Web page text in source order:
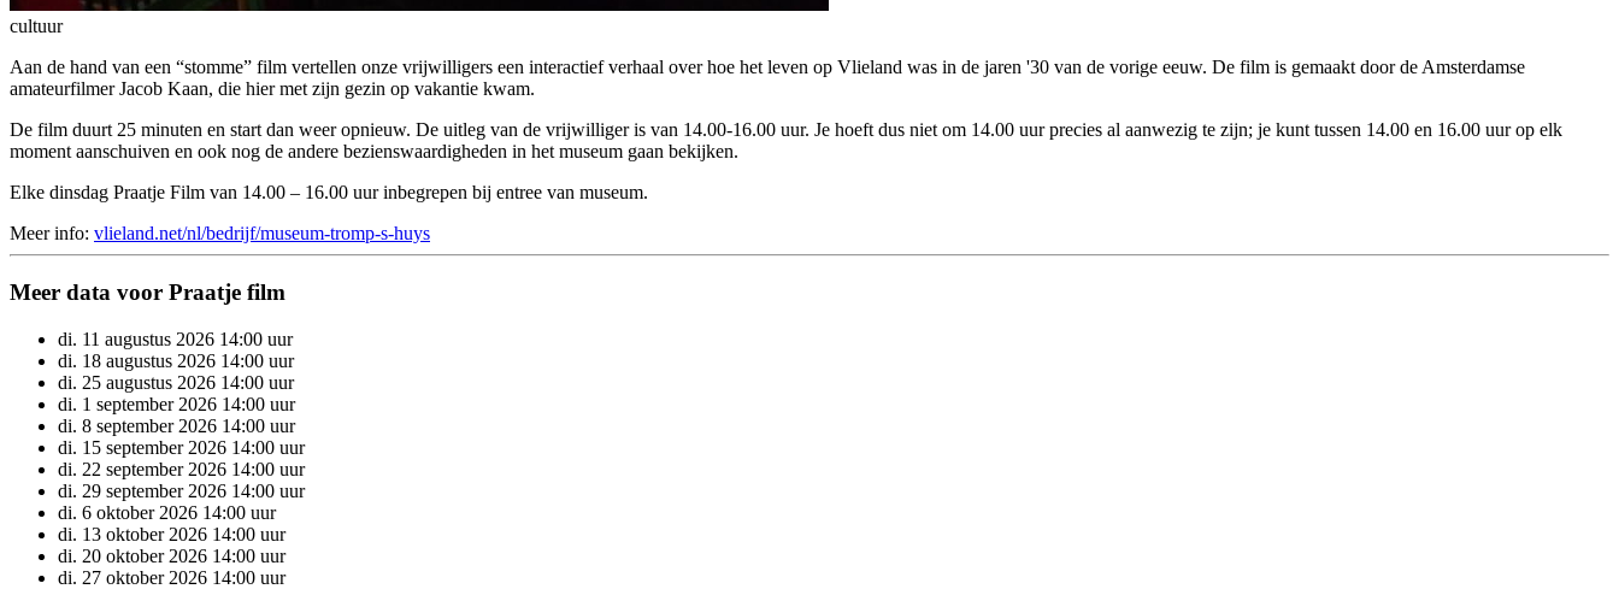
cultuur
Aan de hand van een “stomme” film vertellen onze vrijwilligers een interactief verhaal over hoe het leven op Vlieland was in de jaren '30 van de vorige eeuw. De film is gemaakt door de Amsterdamse
amateurfilmer Jacob Kaan, die hier met zijn gezin op vakantie kwam.
De film duurt 25 minuten en start dan weer opnieuw. De uitleg van de vrijwilliger is van 14.00-16.00 uur. Je hoeft dus niet om 14.00 uur precies al aanwezig te zijn; je kunt tussen 14.00 en 16.00 uur op elk
moment aanschuiven en ook nog de andere bezienswaardigheden in het museum gaan bekijken.
Elke dinsdag Praatje Film van 14.00 – 16.00 uur inbegrepen bij entree van museum.
Meer info: vlieland.net/nl/bedrijf/museum-tromp-s-huys
Meer data voor Praatje film
di. 11 augustus 2026 14:00 uur
di. 18 augustus 2026 14:00 uur
di. 25 augustus 2026 14:00 uur
di. 1 september 2026 14:00 uur
di. 8 september 2026 14:00 uur
di. 15 september 2026 14:00 uur
di. 22 september 2026 14:00 uur
di. 29 september 2026 14:00 uur
di. 6 oktober 2026 14:00 uur
di. 13 oktober 2026 14:00 uur
di. 20 oktober 2026 14:00 uur
di. 27 oktober 2026 14:00 uur